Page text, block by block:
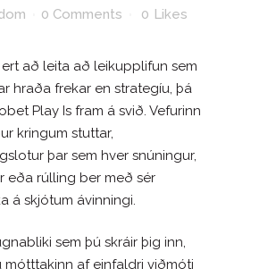
0 Comments 0 Likes
að leita að leikupplifun sem
hraða frekar en strategíu, þá
Play Is fram á svið. Vefurinn
kringum stuttar,
þar sem hver snúningur,
eða rúlling ber með sér
á skjótum ávinningi.
sem þú skráir þig inn,
mótttakinn af einfaldri viðmóti